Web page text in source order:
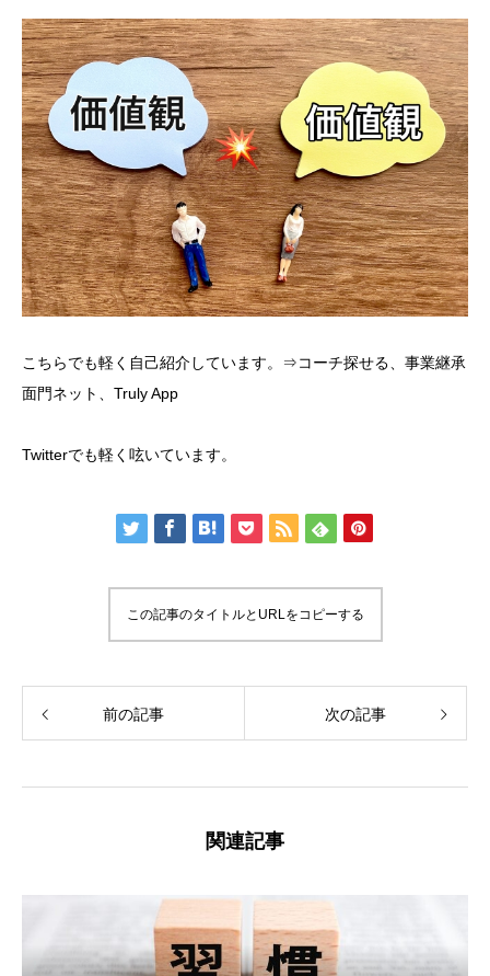
こちらでも軽く自己紹介しています。⇒コーチ探せる
事業継承
面門ネット
Truly App
Twitterでも軽く呟いています。
この記事のタイトルとURLをコピーする
前の記事 次の記事
関連記事